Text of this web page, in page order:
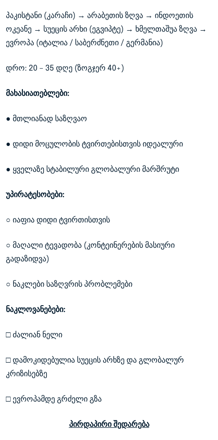
პაკისტანი (კარაჩი) → არაბეთის ზღვა → ინდოეთის
ოკეანე → სუეცის არხი (ეგვიპტე) → ხმელთაშუა ზღვა →
ევროპა (იტალია / საბერძნეთი / გერმანია)
დრო: 20 – 35 დღე (ზოგჯერ 40+)
მახასიათებლები:
● მთლიანად საზღვაო
● დიდი მოცულობის ტვირთებისთვის იდეალური
● ყველაზე სტაბილური გლობალური მარშრუტი
უპირატესობები:
○ იაფია დიდი ტვირთისთვის
○ მაღალი ტევადობა (კონტეინერების მასიური
გადაზიდვა)
○ ნაკლები საზღვრის პრობლემები
ნაკლოვანებები:
□ ძალიან ნელი
□ დამოკიდებულია სუეცის არხზე და გლობალურ
კრიზისებზე
□ ევროპამდე გრძელი გზა
პირდაპირი შედარება